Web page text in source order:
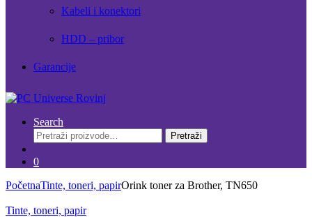
Kabeli i konektori
HDD – pribor
Garancije
Search
Pretraži:
Pretraži
0
PočetnaTinte, toneri, papirOrink toner za Brother, TN650
Tinte, toneri, papir